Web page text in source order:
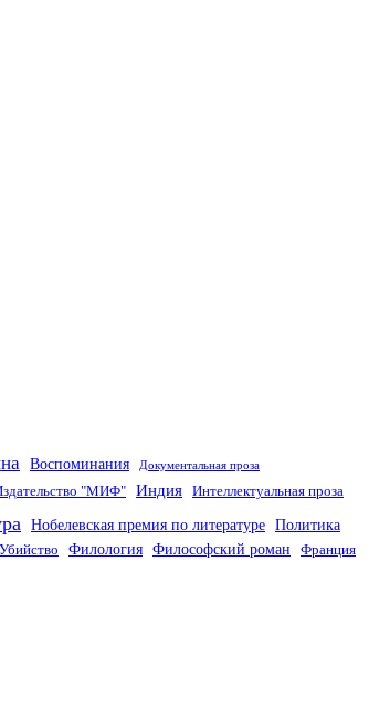
Воспоминания Документальная проза
"МИФ" Индия Интеллектуальная проза
Нобелевская премия по литературе Политика
Убийство Филология Философский роман Франция